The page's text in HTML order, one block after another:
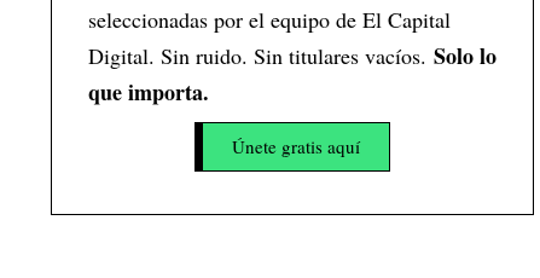
seleccionadas por el equipo de El Capital
Digital. Sin ruido. Sin titulares vacíos. Solo lo
que importa.
Únete gratis aquí